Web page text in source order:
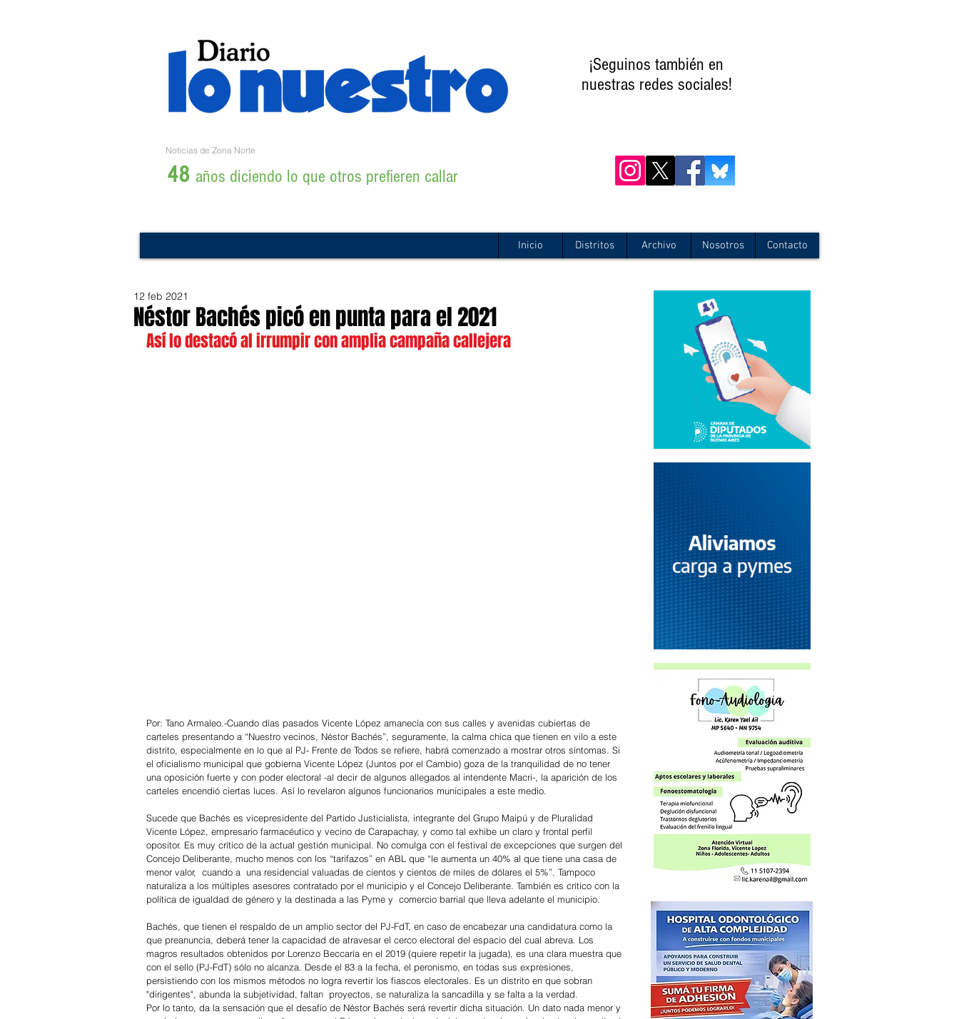
¡Seguinos también en
nuestras redes sociales!
Noticias de Zona Norte
48 años diciendo lo que otros prefieren callar
Inicio Distritos Archivo Nosotros Contacto
Néstor Bachés picó en punta para el 2021
12 feb 2021
Así lo destacó al irrumpir con amplia campaña callejera
Por: Tano Armaleo.-Cuando días pasados Vicente López amanecía con sus calles y avenidas cubiertas de
carteles presentando a “Nuestro vecinos, Néstor Bachés”, seguramente, la calma chica que tienen en vilo a este
distrito, especialmente en lo que al PJ- Frente de Todos se refiere, habrá comenzado a mostrar otros síntomas. Si
el oficialismo municipal que gobierna Vicente López (Juntos por el Cambio) goza de la tranquilidad de no tener
una oposición fuerte y con poder electoral -al decir de algunos allegados al intendente Macri-, la aparición de los
carteles encendió ciertas luces. Así lo revelaron algunos funcionarios municipales a este medio.
Sucede que Bachés es vicepresidente del Partido Justicialista, integrante del Grupo Maipú y de Pluralidad
Vicente López, empresario farmacéutico y vecino de Carapachay, y como tal exhibe un claro y frontal perfil
opositor. Es muy crítico de la actual gestión municipal. No comulga con el festival de excepciones que surgen del
Concejo Deliberante, mucho menos con los “tarifazos” en ABL que “le aumenta un 40% al que tiene una casa de
menor valor,  cuando a  una residencial valuadas de cientos y cientos de miles de dólares el 5%”. Tampoco
naturaliza a los múltiples asesores contratado por el municipio y el Concejo Deliberante. También es crítico con la
política de igualdad de género y la destinada a las Pyme y  comercio barrial que lleva adelante el municipio.
Bachés, que tienen el respaldo de un amplio sector del PJ-FdT, en caso de encabezar una candidatura como la
que preanuncia, deberá tener la capacidad de atravesar el cerco electoral del espacio del cual abreva. Los
magros resultados obtenidos por Lorenzo Beccaría en el 2019 (quiere repetir la jugada), es una clara muestra que
con el sello (PJ-FdT) sólo no alcanza. Desde el 83 a la fecha, el peronismo, en todas sus expresiones,
persistiendo con los mismos métodos no logra revertir los fiascos electorales. Es un distrito en que sobran
"dirigentes", abunda la subjetividad, faltan  proyectos, se naturaliza la sancadilla y se falta a la verdad.
Por lo tanto, da la sensación que el desafío de Néstor Bachés será revertir dicha situación. Un dato nada menor y